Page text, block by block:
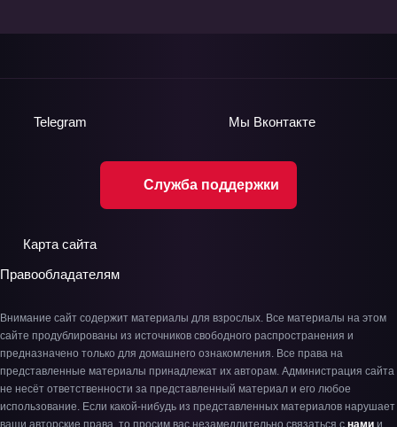
Служба поддержки
Telegram Мы Вконтакте
Карта сайта
Правообладателям
Внимание сайт содержит материалы для взрослых. Все материалы на этом
сайте продублированы из источников свободного распространения и
предназначено только для домашнего ознакомления. Все права на
представленные материалы принадлежат их авторам. Администрация сайта
не несёт ответственности за представленный материал и его любое
использование. Если какой-нибудь из представленных материалов нарушает